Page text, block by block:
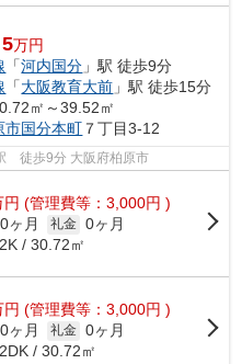
5万円
「河内国分 」駅 徒歩9分
「大阪教育大前 」駅 徒歩15分
㎡～39.52㎡
市国分本町 ７丁目3-12
徒歩9分 大阪府柏原市
円 (管理費等：3,000円 )
0ヶ月 礼金 0ヶ月
/ 30.72㎡
円 (管理費等：3,000円 )
0ヶ月 礼金 0ヶ月
/ 30.72㎡